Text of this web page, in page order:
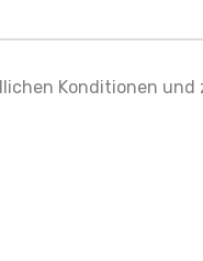
Konditionen